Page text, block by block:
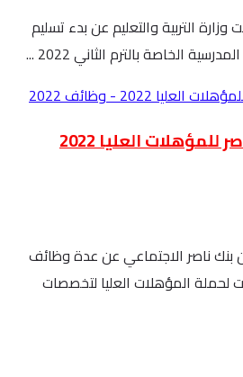
وزارة التربية والتعليم عن بدء تسليم
الخاصة بالترم الثاني 2022 ...
العليا 2022
بنك ناصر الاجتماعي عن عدة وظائف
المؤهلات العليا لتخصصات